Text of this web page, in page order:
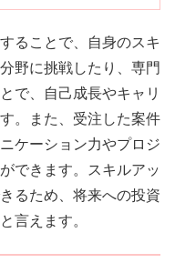
ることで、自身のスキ
野に挑戦したり、専門
で、自己成長やキャリ
。また、受注した案件
ケーション力やプロジ
できます。スキルアッ
るため、将来への投資
言えます。